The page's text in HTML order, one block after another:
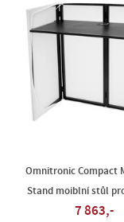
Omnitronic Compact
Stand moiblní stůl
7 863,-